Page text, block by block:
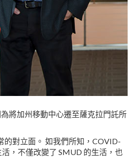
將加州移動中心遷至薩克拉門託所
的對立面。 如我們所知，COVID-
，不僅改變了 SMUD 的生活，也